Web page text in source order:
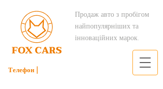
Телефон |
Продаж авто з пробігом
найпопулярніших та
інноваційних марок.